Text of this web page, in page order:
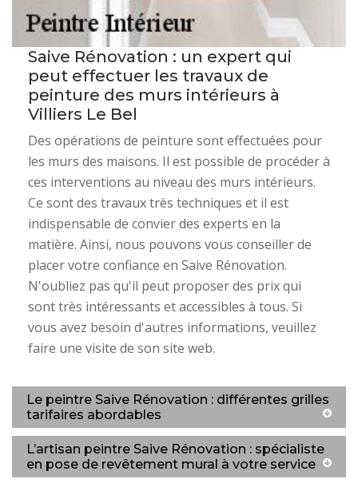
Saive Rénovation : un expert qui
peut effectuer les travaux de
peinture des murs intérieurs à
Villiers Le Bel
Des opérations de peinture sont effectuées pour
les murs des maisons. Il est possible de procéder à
ces interventions au niveau des murs intérieurs.
Ce sont des travaux très techniques et il est
indispensable de convier des experts en la
matière. Ainsi, nous pouvons vous conseiller de
placer votre confiance en Saive Rénovation.
N'oubliez pas qu'il peut proposer des prix qui
sont très intéressants et accessibles à tous. Si
vous avez besoin d'autres informations, veuillez
faire une visite de son site web.
Le peintre Saive Rénovation : différentes grilles
tarifaires abordables
L’artisan peintre Saive Rénovation : spécialiste
en pose de revêtement mural à votre service